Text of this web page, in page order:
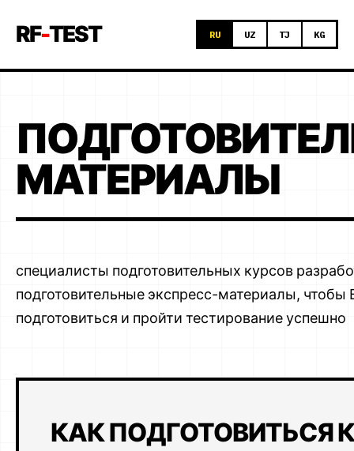
RF-TEST RU UZ TJ KG
МАТЕРИАЛЫ
специалисты подготовительных курсов
подготовительные экспресс-материалы, чтобы
подготовиться и пройти тестирование успешно
КАК ПОДГОТОВИТЬСЯ К